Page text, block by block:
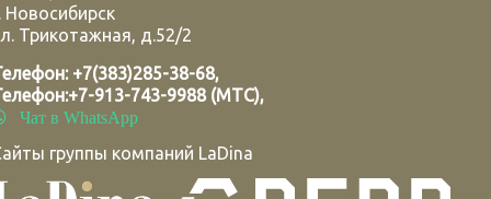
Новосибирск
Трикотажная, д.52/2
+7(383)285-38-68,
+7-913-743-9988 (МТС),
Чат в WhatsApp
группы компаний LaDina